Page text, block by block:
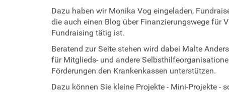
i
n
.
d
e
/
e
v
Dazu haben wir Monika Vog eingeladen,
die auch einen Blog über Finanzierungswege für
Fundraising tätig ist.
Beratend zur Seite stehen wird dabei Malte
für Mitglieds- und andere
Förderungen den Krankenkassen unterstützen.
Dazu können Sie kleine Projekte - Mini-Projekte -